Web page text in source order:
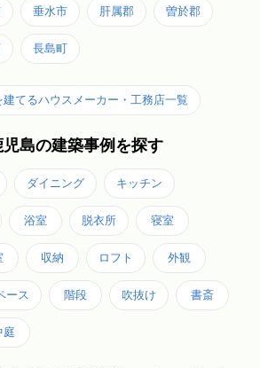
垂水市 肝属郡 曽於郡
長島町
てるハウスメーカー・工務店一覧
島の建築事例を探す
ダイニング キッチン
浴室 脱衣所 寝室
収納 ロフト 外観
ース 階段 吹抜け 書斎
庭